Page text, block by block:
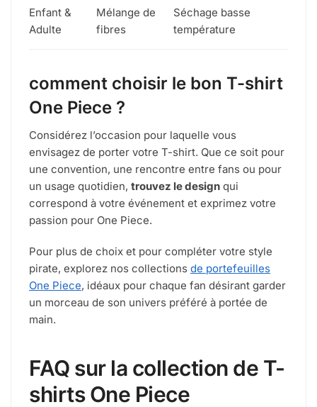
Enfant &
Adulte
Mélange de
fibres
Séchage basse
température
comment choisir le bon T-shirt
One Piece ?
Considérez l’occasion pour laquelle vous
envisagez de porter votre T-shirt. Que ce soit pour
une convention, une rencontre entre fans ou pour
un usage quotidien, trouvez le design qui
correspond à votre événement et exprimez votre
passion pour One Piece.
Pour plus de choix et pour compléter votre style
pirate, explorez nos collections de portefeuilles
One Piece, idéaux pour chaque fan désirant garder
un morceau de son univers préféré à portée de
main.
FAQ sur la collection de T-
shirts One Piece